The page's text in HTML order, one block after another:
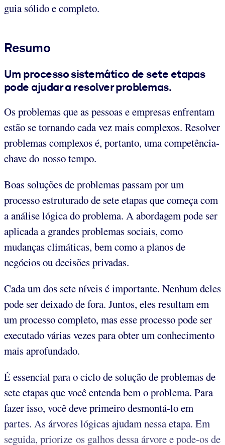
guia sólido e completo.
Resumo
Um processo sistemático de sete etapas
pode ajudar a resolver problemas.
Os problemas que as pessoas e empresas enfrentam
estão se tornando cada vez mais complexos. Resolver
problemas complexos é, portanto, uma competência-
chave do nosso tempo.
Boas soluções de problemas passam por um
processo estruturado de sete etapas que começa com
a análise lógica do problema. A abordagem pode ser
aplicada a grandes problemas sociais, como
mudanças climáticas, bem como a planos de
negócios ou decisões privadas.
Cada um dos sete níveis é importante. Nenhum deles
pode ser deixado de fora. Juntos, eles resultam em
um processo completo, mas esse processo pode ser
executado várias vezes para obter um conhecimento
mais aprofundado.
É essencial para o ciclo de solução de problemas de
sete etapas que você entenda bem o problema. Para
fazer isso, você deve primeiro desmontá-lo em
partes. As árvores lógicas ajudam nessa etapa. Em
seguida, priorize os galhos dessa árvore e pode-os de